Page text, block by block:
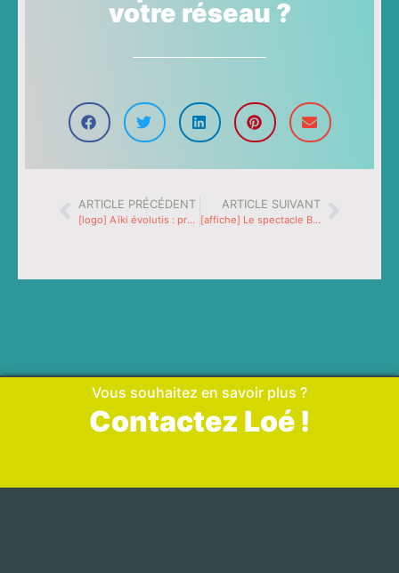
votre réseau ?
ARTICLE PRÉCÉDENT
[logo] Aïki évolutis : pratique de l’Aïkido et livres
ARTICLE SUIVANT
[affiche] Le spectacle Bidule Truc
Vous souhaitez en savoir plus ?
Contactez Loé !